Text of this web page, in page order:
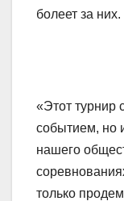
болеет за них.
«Этот турнир
событием, но
нашего
только